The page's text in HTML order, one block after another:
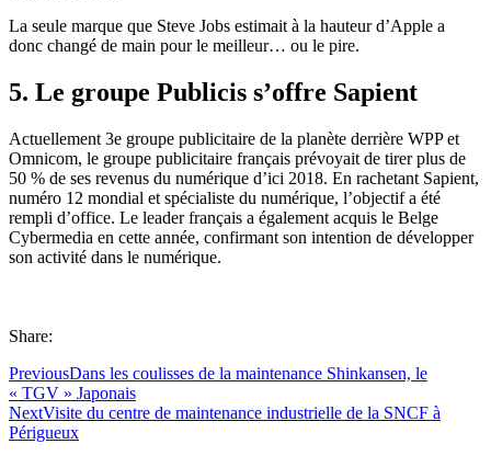
La seule marque que Steve Jobs estimait à la hauteur d’Apple a
donc changé de main pour le meilleur… ou le pire.
5. Le groupe Publicis s’offre Sapient
Actuellement 3e groupe publicitaire de la planète derrière WPP et
Omnicom, le groupe publicitaire français prévoyait de tirer plus de
50 % de ses revenus du numérique d’ici 2018. En rachetant Sapient,
numéro 12 mondial et spécialiste du numérique, l’objectif a été
rempli d’office. Le leader français a également acquis le Belge
Cybermedia en cette année, confirmant son intention de développer
son activité dans le numérique.
Share:
PreviousDans les coulisses de la maintenance Shinkansen, le
« TGV » Japonais
NextVisite du centre de maintenance industrielle de la SNCF à
Périgueux